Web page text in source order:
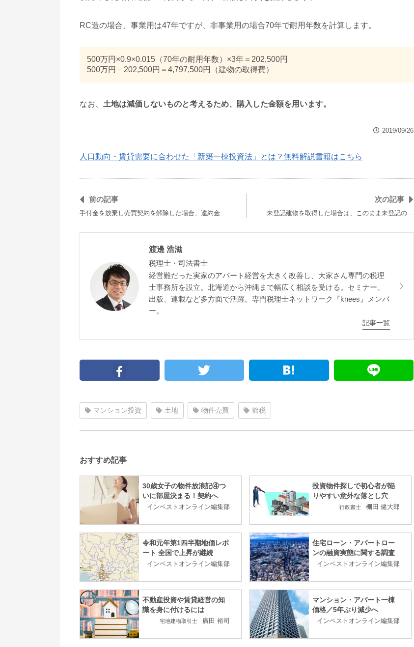
RC造の場合、事業用は47年ですが、非事業用の場合70年で耐用年数を計算します。
500万円×0.9×0.015（70年の耐用年数）×3年＝202,500円
500万円－202,500円＝4,797,500円（建物の取得費）
なお、 土地は減価しないものと考えるため、購入した金額を用います。
2019/09/26
人口動向・賃貸需要に合わせた「新築一棟投資法」とは？無料解説書籍はこちら
前の記事
手付金を放棄し売買契約を解除した場合、違約金…
次の記事
未登記建物を取得した場合は、このまま未登記の…
渡邊 浩滋
税理士・司法書士
経営難だった実家のアパート経営を大きく改善し、大家さん専門の税理
士事務所を設立。北海道から沖縄まで幅広く相談を受ける。セミナー、
出版、連載など多方面で活躍。専門税理士ネットワーク『knees』メンバ
ー。
記事一覧
マンション投資 土地 物件売買 節税
おすすめ記事
30歳女子の物件放浪記④つ
いに部屋決まる！契約へ
インベストオンライン編集部
投資物件探しで初心者が陥
りやすい意外な落とし穴
行政書士 棚田 健大郎
令和元年第1四半期地価レポ
ート 全国で上昇が継続
インベストオンライン編集部
住宅ローン・アパートロー
ンの融資実態に関する調査
インベストオンライン編集部
不動産投資や賃貸経営の知
識を身に付けるには
宅地建物取引士 廣田 裕司
マンション・アパート一棟
価格／5年ぶり減少へ
インベストオンライン編集部